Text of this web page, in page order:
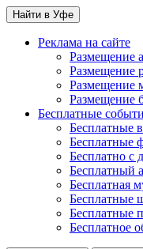
Найти в Уфе
Реклама на сайте
Размещение
Размещение
Размещение
Размещение
Бесплатные
Бесплатные
Бесплатные
Бесплатно с
Бесплатный
Бесплатная
Бесплатные
Бесплатные
Бесплатное